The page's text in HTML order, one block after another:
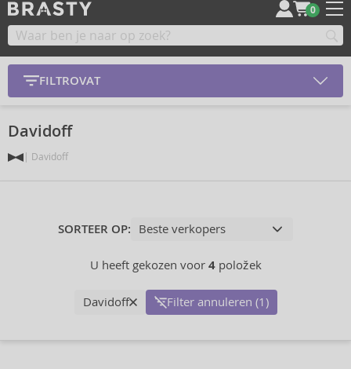
0
FILTROVAT
Davidoff
Davidoff
SORTEER OP:
U heeft gekozen voor 4položek
Davidoff Filter annuleren (1)